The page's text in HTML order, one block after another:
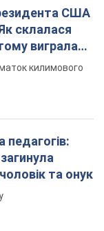
США
склалася
виграла
килимового
педагогів:
та онук